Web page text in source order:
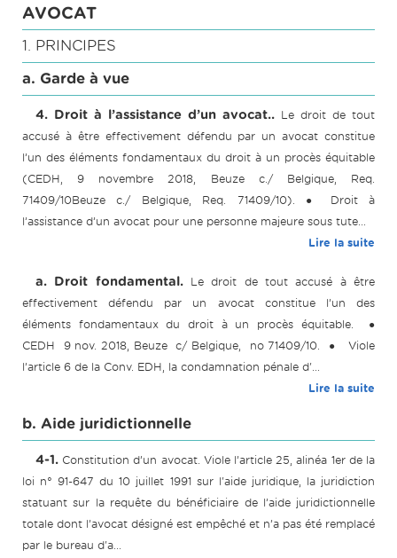
AVOCAT
1. PRINCIPES
a. Garde à vue
4. Droit à l’assistance d’un avocat.. Le droit de tout
accusé à être effectivement défendu par un avocat constitue
l’un des éléments fondamentaux du droit à un procès équitable
(CEDH, 9 novembre 2018, Beuze c./ Belgique, Req.
71409/10Beuze c./ Belgique, Req. 71409/10). ● Droit à
l’assistance d’un avocat pour une personne majeure sous tute...
Lire la suite
a. Droit fondamental.
Le droit de tout accusé à être
effectivement défendu par un avocat constitue l’un des
éléments fondamentaux du droit à un procès équitable. ●
CEDH 9 nov. 2018, Beuze c/ Belgique, no 71409/10. ● Viole
l’article 6 de la Conv. EDH, la condamnation pénale d'...
Lire la suite
b. Aide juridictionnelle
4-1. Constitution d’un avocat. Viole l’article 25, alinéa 1er de la
loi n° 91-647 du 10 juillet 1991 sur l'aide juridique, la juridiction
statuant sur la requête du bénéficiaire de l’aide juridictionnelle
totale dont l’avocat désigné est empêché et n’a pas été remplacé
par le bureau d'a...